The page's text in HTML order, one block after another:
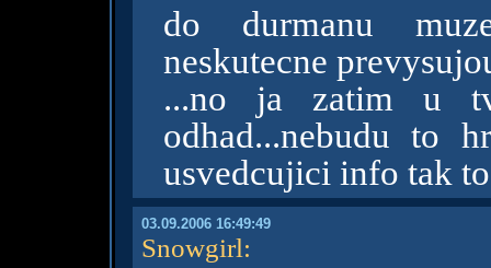
do durmanu
neskutecne
...no ja zatim u
odhad...nebudu to
usvedcujici info tak
03.09.2006 16:49:49
Snowgirl: